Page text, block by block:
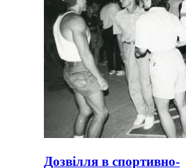
Дозвілля в спортивно-